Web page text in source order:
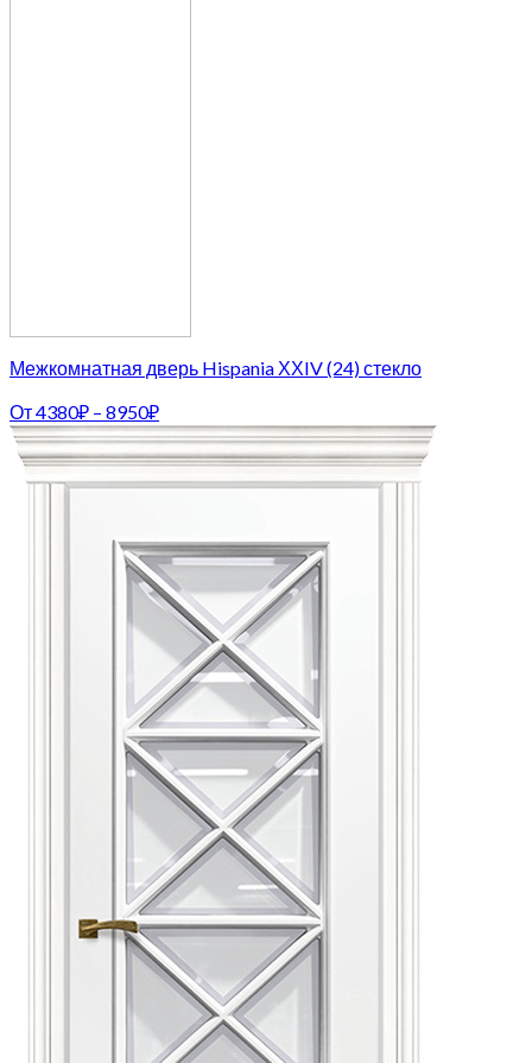
Межкомнатная дверь Hispania ХХIV (24) стекло
От4380₽ – 8950₽